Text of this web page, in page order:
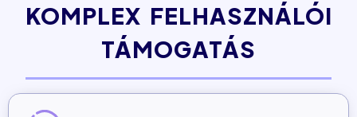
KOMPLEX FELHASZNÁLÓI
TÁMOGATÁS